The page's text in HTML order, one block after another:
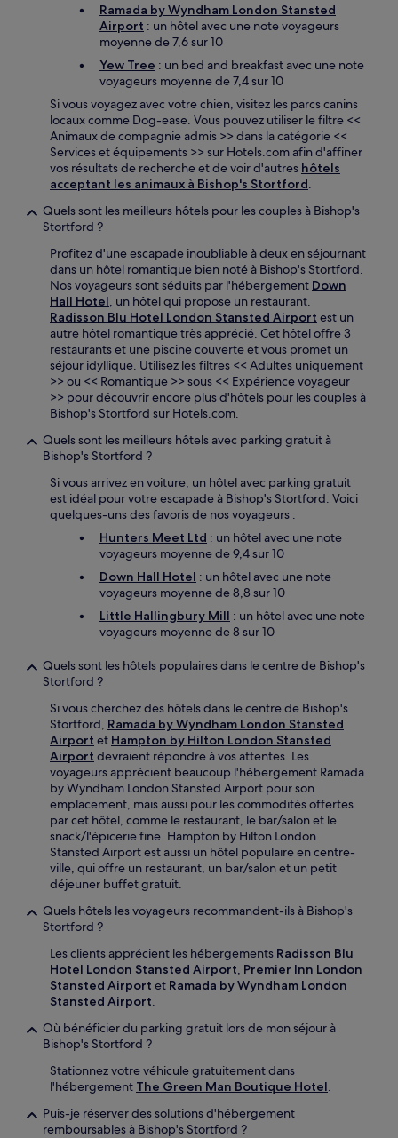
Ramada by Wyndham London Stansted
Airport : un hôtel avec une note voyageurs
moyenne de 7,6 sur 10
Yew Tree : un bed and breakfast avec une note
voyageurs moyenne de 7,4 sur 10
Si vous voyagez avec votre chien, visitez les parcs canins
locaux comme Dog-ease. Vous pouvez utiliser le filtre <<
Animaux de compagnie admis >> dans la catégorie <<
Services et équipements >> sur Hotels.com afin d'affiner
vos résultats de recherche et de voir d'autres hôtels
acceptant les animaux à Bishop's Stortford.
Quels sont les meilleurs hôtels pour les couples à Bishop's
Stortford ?
Profitez d'une escapade inoubliable à deux en séjournant
dans un hôtel romantique bien noté à Bishop's Stortford.
Nos voyageurs sont séduits par l'hébergement Down
Hall Hotel, un hôtel qui propose un restaurant.
Radisson Blu Hotel London Stansted Airport est un
autre hôtel romantique très apprécié. Cet hôtel offre 3
restaurants et une piscine couverte et vous promet un
séjour idyllique. Utilisez les filtres << Adultes uniquement
>> ou << Romantique >> sous << Expérience voyageur
>> pour découvrir encore plus d'hôtels pour les couples à
Bishop's Stortford sur Hotels.com.
Quels sont les meilleurs hôtels avec parking gratuit à
Bishop's Stortford ?
Si vous arrivez en voiture, un hôtel avec parking gratuit
est idéal pour votre escapade à Bishop's Stortford. Voici
quelques-uns des favoris de nos voyageurs :
Hunters Meet Ltd : un hôtel avec une note
voyageurs moyenne de 9,4 sur 10
Down Hall Hotel : un hôtel avec une note
voyageurs moyenne de 8,8 sur 10
Little Hallingbury Mill : un hôtel avec une note
voyageurs moyenne de 8 sur 10
Quels sont les hôtels populaires dans le centre de Bishop's
Stortford ?
Si vous cherchez des hôtels dans le centre de Bishop's
Stortford, Ramada by Wyndham London Stansted
Airport et Hampton by Hilton London Stansted
Airport devraient répondre à vos attentes. Les
voyageurs apprécient beaucoup l'hébergement Ramada
by Wyndham London Stansted Airport pour son
emplacement, mais aussi pour les commodités offertes
par cet hôtel, comme le restaurant, le bar/salon et le
snack/l'épicerie fine. Hampton by Hilton London
Stansted Airport est aussi un hôtel populaire en centre-
ville, qui offre un restaurant, un bar/salon et un petit
déjeuner buffet gratuit.
Quels hôtels les voyageurs recommandent-ils à Bishop's
Stortford ?
Les clients apprécient les hébergements Radisson Blu
Hotel London Stansted Airport, Premier Inn London
Stansted Airport et Ramada by Wyndham London
Stansted Airport.
Où bénéficier du parking gratuit lors de mon séjour à
Bishop's Stortford ?
Stationnez votre véhicule gratuitement dans
l'hébergement The Green Man Boutique Hotel.
Puis-je réserver des solutions d'hébergement
remboursables à Bishop's Stortford ?